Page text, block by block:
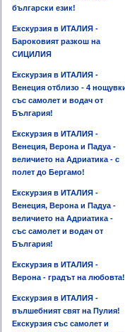
български език!
Екскурзия в ИТАЛИЯ -
Бароковият разкош на
СИЦИЛИЯ
Екскурзия в ИТАЛИЯ -
Венеция отблизо - 4
със самолет и водач от
България!
Екскурзия в ИТАЛИЯ -
Венеция, Верона и Падуа -
величието на Адриатика - с
полет до Бергамо!
Екскурзия в ИТАЛИЯ -
Венеция, Верона и Падуа -
величието на Адриатика -
със самолет и водач от
България!
Екскурзия в ИТАЛИЯ -
Верона - градът на любовта!
Екскурзия в ИТАЛИЯ -
вълшебният свят на Пулия!
Екскурзия със самолет и